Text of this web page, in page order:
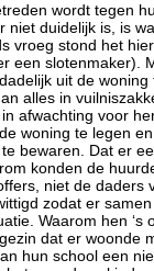
wordt tegen
niet duidelijk is, is
vroeg stond het
een slotenmaker).
uit de
alles in
afwachting voor
woning te legen
bewaren. Dat er
konden de
niet de daders
zodat er
Waarom hen ‘s
dat er woonde
hun school een